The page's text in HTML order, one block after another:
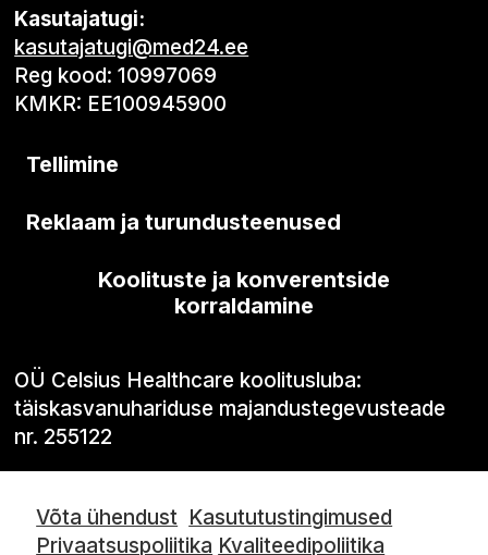
Kasutajatugi:
kasutajatugi@med24.ee
Reg kood: 10997069
KMKR: EE100945900
Tellimine
Reklaam ja turundusteenused
Koolituste ja konverentside
korraldamine
OÜ Celsius Healthcare koolitusluba:
täiskasvanuhariduse majandustegevusteade
nr. 255122
Võta ühendust Kasututustingimused
Privaatsuspoliitika Kvaliteedipoliitika